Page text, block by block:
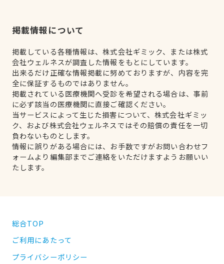
掲載情報について
掲載している各種情報は、株式会社ギミック、または株式
会社ウェルネスが調査した情報をもとにしています。
出来るだけ正確な情報掲載に努めておりますが、内容を完
全に保証するものではありません。
掲載されている医療機関へ受診を希望される場合は、事前
に必ず該当の医療機関に直接ご確認ください。
当サービスによって生じた損害について、株式会社ギミッ
ク、および株式会社ウェルネスではその賠償の責任を一切
負わないものとします。
情報に誤りがある場合には、お手数ですがお問い合わせフ
ォームより編集部までご連絡をいただけますようお願いい
たします。
総合TOP
ご利用にあたって
プライバシーポリシー